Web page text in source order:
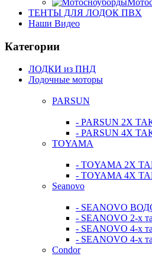
ТЕНТЫ ДЛЯ ЛОДОК ПВХ
Наши Видео
Категории
ЛОДКИ из ПНД
Лодочные моторы
PARSUN
- PARSUN 2Х
- PARSUN 4Х
TOYAMA
- TOYAMA 2Х
- TOYAMA 4Х
Seanovo
- SEANOVO
- SEANOVO 2-х
- SEANOVO 4-х
- SEANOVO 4-х
Condor